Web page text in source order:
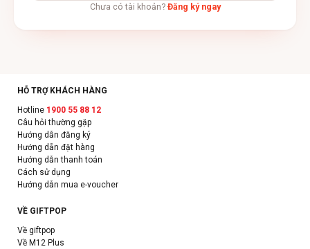
Chưa có tài khoản? Đăng ký ngay
HỖ TRỢ KHÁCH HÀNG
Hotline 1900 55 88 12
Câu hỏi thường gặp
Hướng dẫn đăng ký
Hướng dẫn đặt hàng
Hướng dẫn thanh toán
Cách sử dụng
Hướng dẫn mua e-voucher
VỀ GIFTPOP
Về giftpop
Về M12 Plus